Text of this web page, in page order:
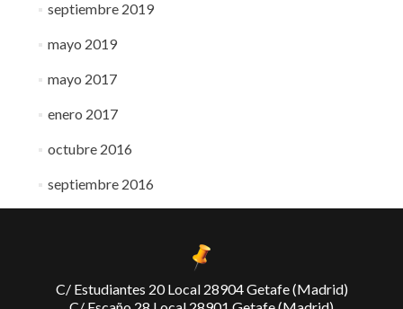
septiembre 2019
mayo 2019
mayo 2017
enero 2017
octubre 2016
septiembre 2016
C/ Estudiantes 20 Local 28904 Getafe (Madrid)